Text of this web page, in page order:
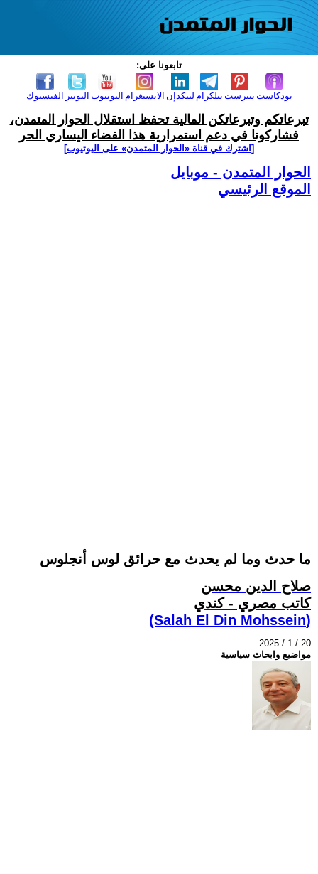
تابعونا على:
الفيسبوك التويتر اليوتيوب الانستغرام لينكدإن تيلكرامبنترست بودكاست
تبرعاتكم وتبرعاتكن المالية تحفظ استقلال الحوار المتمدن،
فشاركونا في دعم استمرارية هذا الفضاء اليساري الحر
[اشترك في قناة ‫«الحوار المتمدن» على اليوتيوب]
الحوار المتمدن - موبايل
الموقع الرئيسي
ما حدث وما لم يحدث مع حرائق لوس أنجلوس
صلاح الدين محسن
كاتب مصري - كندي
(Salah El Din Mohssein‏)
2025 / 1 / 20
مواضيع وابحاث سياسية